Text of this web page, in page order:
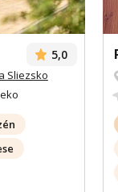
5,0
Sliezsko